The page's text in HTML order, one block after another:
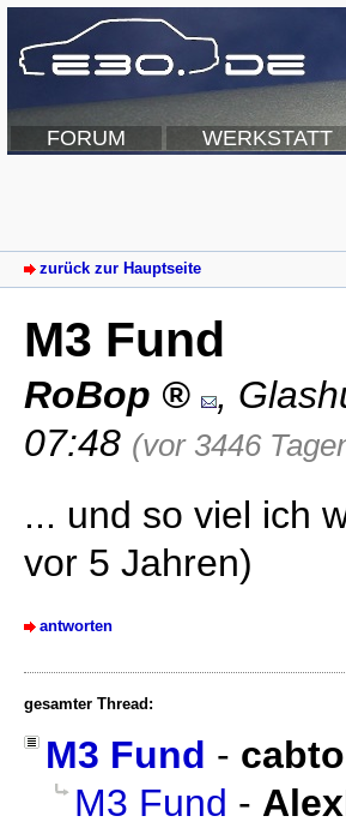
FORUM WERKSTATT
zurück zur Hauptseite
M3 Fund
RoBop ,
07:48 (vor 3446
... und so viel ich
vor 5 Jahren)
antworten
gesamter Thread:
M3 Fund -
M3 Fund -